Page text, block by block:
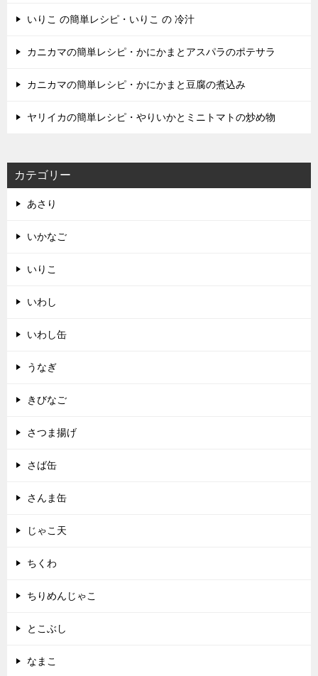
いりこ の簡単レシピ・いりこ の 冷汁
カニカマの簡単レシピ・かにかまとアスパラのポテサラ
カニカマの簡単レシピ・かにかまと豆腐の煮込み
ヤリイカの簡単レシピ・やりいかとミニトマトの炒め物
カテゴリー
あさり
いかなご
いりこ
いわし
いわし缶
うなぎ
きびなご
さつま揚げ
さば缶
さんま缶
じゃこ天
ちくわ
ちりめんじゃこ
とこぶし
なまこ